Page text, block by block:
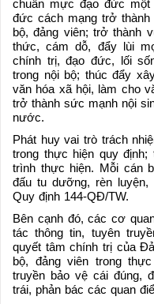
chuẩn mực đạo đức
đức cách mạng trở
bộ, đảng viên; trở thành
thức, cám dỗ, đẩy lùi
chính trị, đạo đức, lối
trong nội bộ; thúc đẩy
văn hóa xã hội, làm cho
trở thành sức mạnh nội
nước.
Phát huy vai trò trách
trong thực hiện quy
trình thực hiện. Mỗi cán
đấu tu dưỡng, rèn
Quy định 144-QĐ/TW.
Bên cạnh đó, các cơ
tác thông tin, tuyên
quyết tâm chính trị của
bộ, đảng viên trong
truyền bảo vệ cái đúng,
trái, phản bác các quan